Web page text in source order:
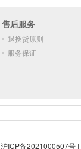
售后服务
退换货原则
服务保证
沪ICP备2021000507号|